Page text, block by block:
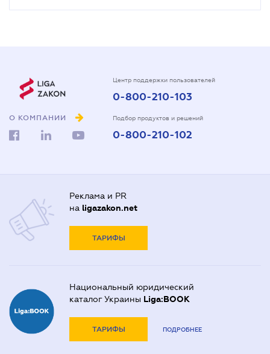
О КОМПАНИИ
Центр поддержки пользователей
0-800-210-103
Подбор продуктов и решений
0-800-210-102
Реклама и PR
на ligazakon.net
ТАРИФЫ
Национальный юридический
каталог Украины Liga:BOOK
ТАРИФЫ ПОДРОБНЕЕ